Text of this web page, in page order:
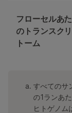
フローセルあ
のトランスク
トーム
すべてのサ
の1ランあ
ヒトゲノム